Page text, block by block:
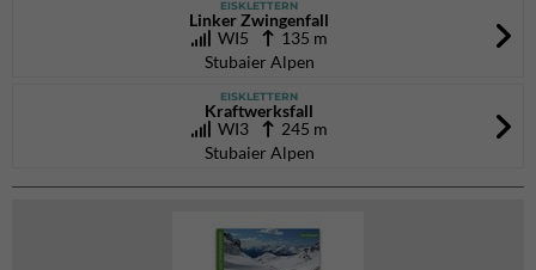
EISKLETTERN
Linker Zwingenfall
WI5 135 m
Stubaier Alpen
EISKLETTERN
Kraftwerksfall
WI3 245 m
Stubaier Alpen